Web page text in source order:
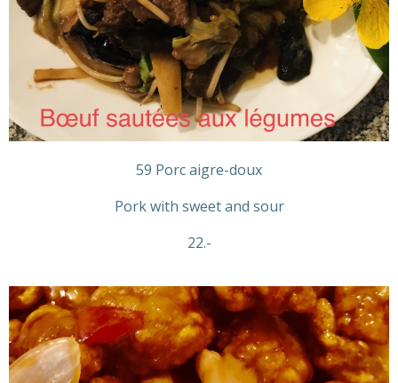
59 Porc aigre-doux
Pork with sweet and sour
22.-